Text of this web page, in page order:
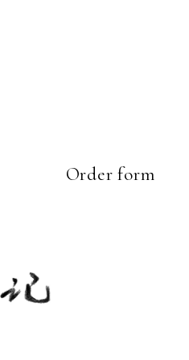
Order form